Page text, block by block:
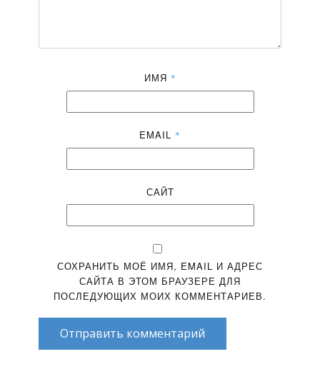
ИМЯ *
EMAIL *
САЙТ
СОХРАНИТЬ МОЁ ИМЯ, EMAIL И АДРЕС
САЙТА В ЭТОМ БРАУЗЕРЕ ДЛЯ
ПОСЛЕДУЮЩИХ МОИХ КОММЕНТАРИЕВ.
Отправить комментарий